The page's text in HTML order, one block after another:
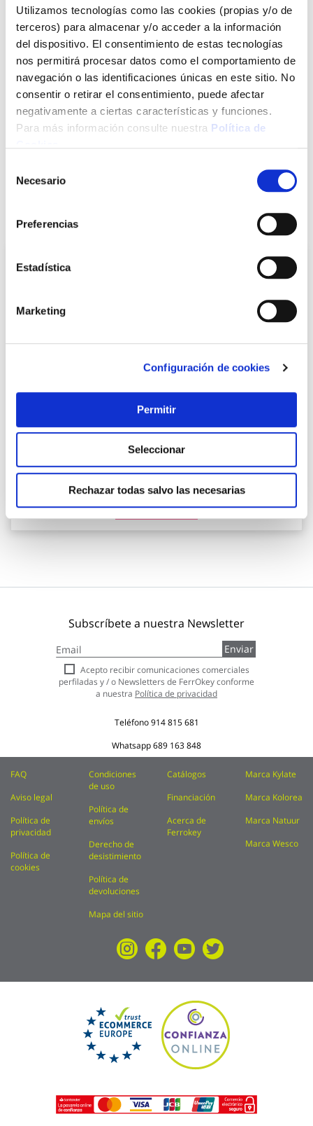
Utilizamos tecnologías como las cookies (propias y/o de
terceros) para almacenar y/o acceder a la información
del dispositivo. El consentimiento de estas tecnologías
nos permitirá procesar datos como el comportamiento de
navegación o las identificaciones únicas en este sitio. No
consentir o retirar el consentimiento, puede afectar
negativamente a ciertas características y funciones.
Para más información consulte nuestra Política de
Necesario
Preferencias
Estadística
Marketing
Configuración de cookies
Permitir
Seleccionar
Rechazar todas salvo las necesarias
Añadir al carrito
Click&Collect - Recogida gratis
en nuestras tiendas
Envío a domicilio:
También te puede interesar
32,45 €
Añadir al carrito
Subscríbete a nuestra Newsletter
a
nuestro
boletín
de
Enviar
Acepto recibir comunicaciones comerciales
perfiladas y / o Newsletters de FerrOkey conforme
a nuestra Política de privacidad
Teléfono914 815 681
Whatsapp689 163 848
FAQ
Aviso legal
Política de
privacidad
Política de
cookies
Condiciones
de uso
Política de
envíos
Derecho de
desistimiento
Política de
devoluciones
Mapa del sitio
Catálogos
Financiación
Acerca de
Ferrokey
Marca Kylate
Marca Kolorea
Marca Natuur
Marca Wesco